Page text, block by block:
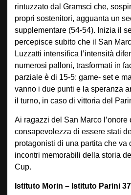
rintuzzato dal Gramsci che,
propri sostenitori, agguanta un
supplementare (54-54). Inizia il
percepisce subito che il San
Luzzatti intensifica l’intensità
numerosi palloni, trasformati in
parziale è di 15-5: game- set e
vanno i due punti e la speranza
il turno, in caso di vittoria del
Ai ragazzi del San Marco l’onore
consapevolezza di essere stati
protagonisti di una partita che va
incontri memorabili della storia
Cup.
Istituto Morin – Istituto Parini